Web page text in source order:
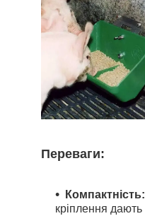
Переваги:
Компактність:
кріплення